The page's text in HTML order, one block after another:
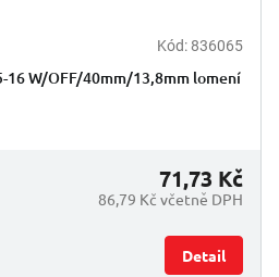
Kód: 836065
16 W/OFF/40mm/13,8mm lomení
86,79 Kč včetně DPH
71,73 Kč
Detail